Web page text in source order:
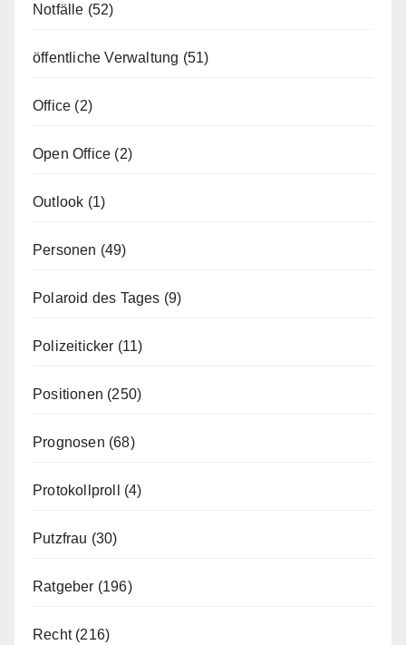
Notfälle (52)
öffentliche Verwaltung (51)
Office (2)
Open Office (2)
Outlook (1)
Personen (49)
Polaroid des Tages (9)
Polizeiticker (11)
Positionen (250)
Prognosen (68)
Protokollproll (4)
Putzfrau (30)
Ratgeber (196)
Recht(216)